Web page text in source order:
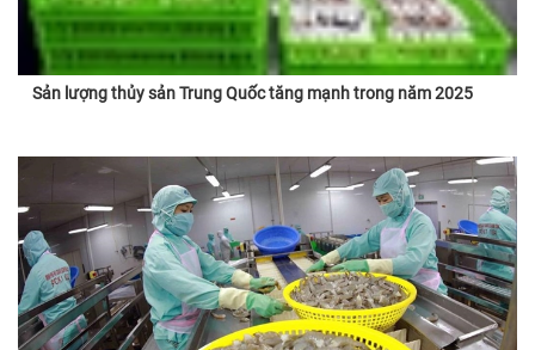
Sản lượng thủy sản Trung Quốc tăng mạnh trong năm 2025